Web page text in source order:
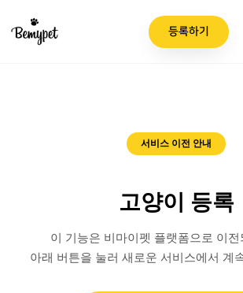
등록하기
서비스 이전 안내
고양이 등록
이 기능은 비마이펫 플랫폼으로 이전
아래 버튼을 눌러 새로운 서비스에서 계